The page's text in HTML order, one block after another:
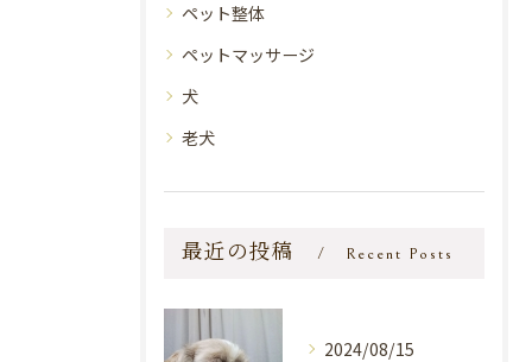
ペット整体
ペットマッサージ
犬
老犬
最近の投稿 Recent Posts
2024/08/15